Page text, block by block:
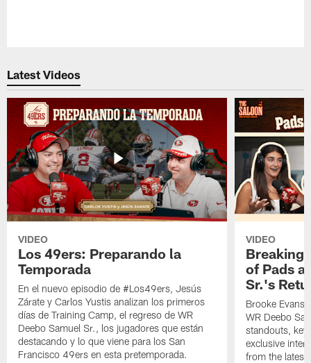
Latest Videos
VIDEO
Los 49ers: Preparando la
Temporada
En el nuevo episodio de #Los49ers, Jesús
Zárate y Carlos Yustis analizan los primeros
días de Training Camp, el regreso de WR
Deebo Samuel Sr., los jugadores que están
destacando y lo que viene para los San
Francisco 49ers en esta pretemporada.
VIDEO
Breaking
of Pads
Sr.'s
Brooke Evans
WR Deebo
standouts,
exclusive
from the latest